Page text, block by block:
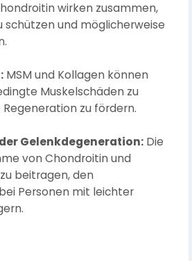
wirken zusammen,
schützen und möglicherweise
MSM und Kollagen können
Muskelschäden zu
zu fördern.
Gelenkdegeneration: Die
von Chondroitin und
beitragen, den
Personen mit leichter